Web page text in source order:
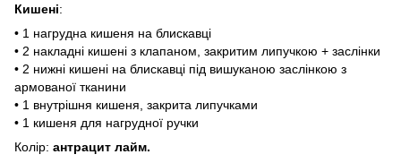
Кишені:
• 1 нагрудна кишеня на блискавці
• 2 накладні кишені з клапаном, закритим липучкою + заслінки
• 2 нижні кишені на блискавці під вишуканою заслінкою з
армованої тканини
• 1 внутрішня кишеня, закрита липучками
• 1 кишеня для нагрудної ручки
Колір: антрацит лайм.